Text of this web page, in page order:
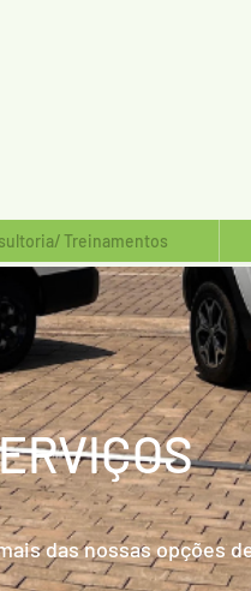
Treinamentos
das nossas opções